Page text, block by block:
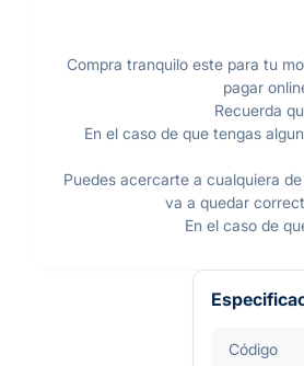
Compra tranquilo este para tu
pagar
Recuerda
En el caso de que tengas
Puedes acercarte a cualquiera
va a quedar
En el caso de
Código